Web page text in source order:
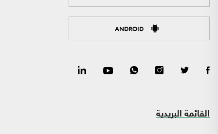
ANDROID
القائمة البريدية